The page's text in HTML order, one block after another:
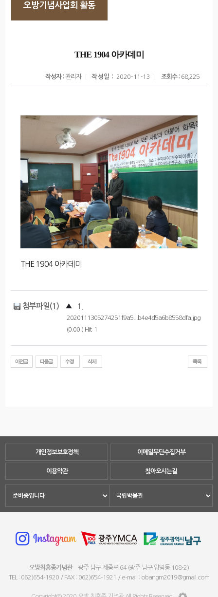
오방기념사업회 활동
THE 1904 아카데미
작성자 : 관리자 작성일 : 2020-11-13 조회수 : 68,225
THE 1904 아카데미
첨부파일(1) ▲ 1.
2020111305274251f9a5...b4e4d5a6b8558dfa.jpg
(0.00 ) Hit: 1
개인정보보호정책 이메일무단수집거부
이용약관 찾아오시는길
오방최흥종기념관광주 남구 제중로 64 (광주 남구 양림동 108-2)
TEL : 062)654-1920 / FAX : 062)654-1921 / e-mail : obangm2019@gmail.com